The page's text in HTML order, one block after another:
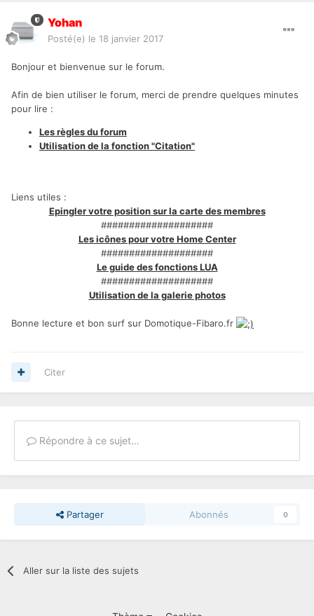
Yohan
Posté(e) le 18 janvier 2017
Bonjour et bienvenue sur le forum.
Afin de bien utiliser le forum, merci de prendre quelques minutes
pour lire :
Les règles du forum
Utilisation de la fonction "Citation"
Liens utiles :
Epingler votre position sur la carte des membres
####################
Les icônes pour votre Home Center
####################
Le guide des fonctions LUA
####################
Utilisation de la galerie photos
Bonne lecture et bon surf sur Domotique-Fibaro.fr
Citer
Répondre à ce sujet…
Partager Abonnés 0
Aller sur la liste des sujets